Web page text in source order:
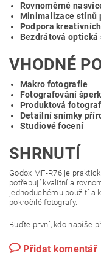
Rovnoměrné
Minimalizace stínů
Podpora
Bezdrátová optická
VHODNÉ
Makro fotografie
Fotografování
Produktová
Detailní snímky
Studiové focení
SHRNUTÍ
Godox MF-R76 je
potřebují kvalitní a
jednoduchému použití a
pokročilé fotografy.
Buďte první, kdo napíše
Přidat komentář